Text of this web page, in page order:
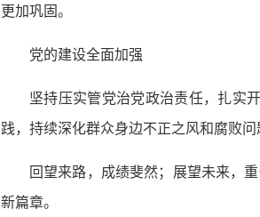
更加巩固。
党的建设全面加强
坚持压实管党治党政治责任，扎实
践，持续深化群众身边不正之风和腐败
回望来路，成绩斐然；展望未来，
新篇章。